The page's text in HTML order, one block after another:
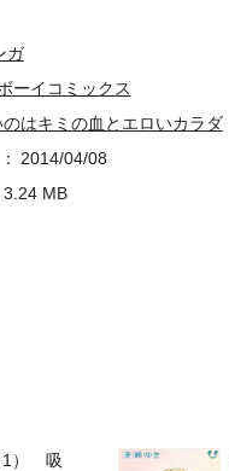
1） 吸
ガ
ーイコミックス
はキミの血とエロいカラダ
2014/04/08
3.24 MB